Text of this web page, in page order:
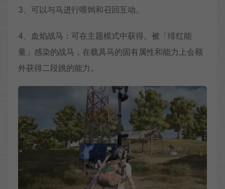
3、可以与马进行喂饲和召回互动。
4、血焰战马：可在主题模式中获得。被「绯红能
量」感染的战马，在载具马的固有属性和能力上会额
外获得二段跳的能力。